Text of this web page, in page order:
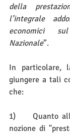
della
l’integrale
economici
Nazionale”.
In particolare,
giungere a tali
che:
1)     Quanto
nozione di